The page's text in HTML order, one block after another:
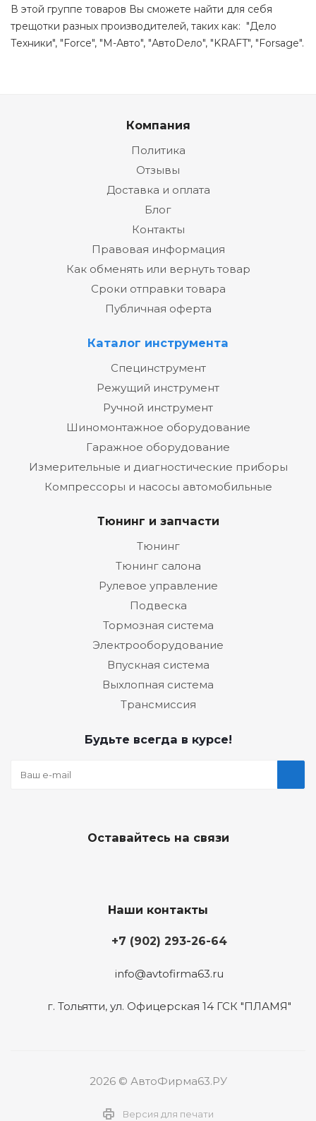
В этой группе товаров Вы сможете найти для себя
трещотки разных производителей, таких как: "Дело
Техники", "Force", "М-Авто", "АвтоDело", "KRAFT", "Forsage".
Компания
Политика
Отзывы
Доставка и оплата
Блог
Контакты
Правовая информация
Как обменять или вернуть товар
Сроки отправки товара
Публичная оферта
Каталог инструмента
Специнструмент
Режущий инструмент
Ручной инструмент
Шиномонтажное оборудование
Гаражное оборудование
Измерительные и диагностические приборы
Компрессоры и насосы автомобильные
Тюнинг и запчасти
Тюнинг
Тюнинг салона
Рулевое управление
Подвеска
Тормозная система
Электрооборудование
Впускная система
Выхлопная система
Трансмиссия
Будьте всегда в курсе!
Оставайтесь на связи
Наши контакты
+7 (902) 293-26-64
info@avtofirma63.ru
г. Тольятти, ул. Офицерская 14 ГСК "ПЛАМЯ"
2026 © АвтоФирма63.РУ
Версия для печати